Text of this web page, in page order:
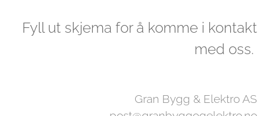
Fyll ut skjema for å komme i kontakt
med oss.
Gran Bygg & Elektro AS